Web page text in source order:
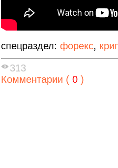
спецраздел: форекс,
313
Комментарии ( 0 )